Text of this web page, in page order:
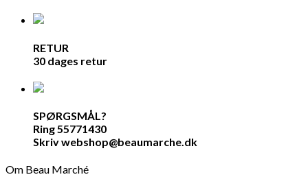
RETUR
30 dages retur
SPØRGSMÅL?
Ring 55771430
Skriv webshop@beaumarche.dk
Om Beau Marché